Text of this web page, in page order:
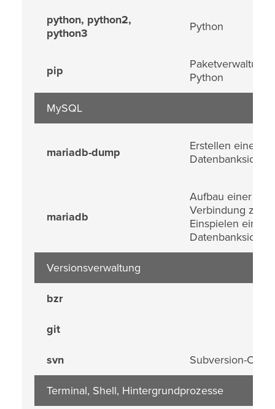
python, python2,
python3
Python
pip
Paketverwaltung
Python
MySQL
mariadb-dump
Erstellen einer
mariadb
Aufbau einer
Verbindung z.b.
Einspielen einer
Versionsverwaltung
bzr
git
svn Subversion-Client
Terminal, Shell, Hintergrundprozesse